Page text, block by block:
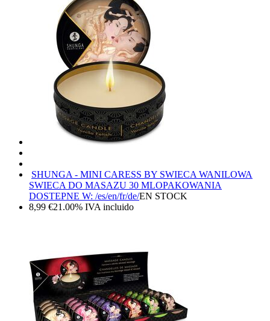
SHUNGA - MINI CARESS BY SWIECA WANILOWA
SWIECA DO MASAZU 30 MLOPAKOWANIA
DOSTEPNE W: /es/en/fr/de/EN STOCK
8,99 €21.00% IVA incluido